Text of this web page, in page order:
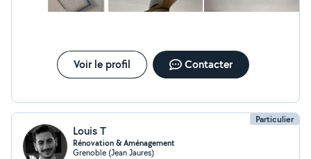
Voir le profil Contacter
Particulier
Louis T
Rénovation & Aménagement
Grenoble (Jean Jaures)